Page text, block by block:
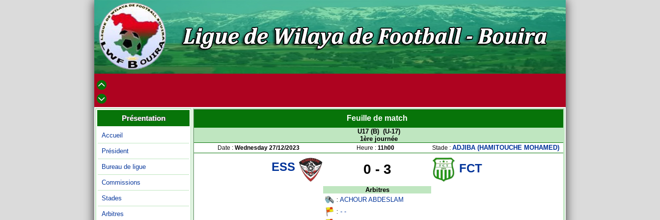
Présentation
Accueil
Président
Bureau de ligue
Commissions
Stades
Arbitres
Feuille de match
U17 (B) (U-17)
1ère journée
Date : Wednesday 27/12/2023 Heure : 11h00 Stade : ADJIBA (HAMITOUCHE MOHAMED)
ESS 0 -3 FCT
Arbitres
: ACHOUR ABDESLAM
: - -